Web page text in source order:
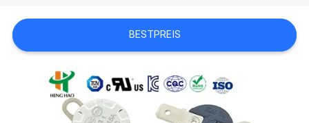
SITEMAP
PRIVACY
POLICY
BESTPREIS